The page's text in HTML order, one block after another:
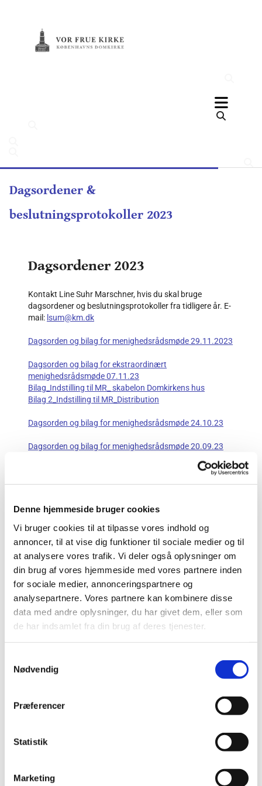
Denne hjemmeside bruger cookies
Vi bruger cookies til at tilpasse vores indhold og
annoncer, til at vise dig funktioner til sociale medier og til
at analysere vores trafik. Vi deler også oplysninger om
din brug af vores hjemmeside med vores partnere inden
for sociale medier, annonceringspartnere og
analysepartnere. Vores partnere kan kombinere disse
data med andre oplysninger, du har givet dem, eller som
de har indsamlet fra din brug af deres tjenester.
Nødvendig
Præferencer
Statistik
Marketing
Dagsordener &
beslutningsprotokoller 2023
Dagsordener 2023
Kontakt Line Suhr Marschner, hvis du skal bruge
dagsordener og beslutningsprotokoller fra tidligere år. E-
mail: lsum@km.dk
Dagsorden og bilag for menighedsrådsmøde 29.11.2023
Dagsorden og bilag for ekstraordinært
menighedsrådsmøde 07.11.23
Bilag_Indstilling til MR_ skabelon Domkirkens hus
Bilag 2_Indstilling til MR_Distribution
Dagsorden og bilag for menighedsrådsmøde 24.10.23
Dagsorden og bilag for menighedsrådsmøde 20.09.23
Dagsorden og bilag for menighedsrådsmøde 23.08.23
Dagsorden og bilag for menighedsrådsmøde 28.06.23
Ekstra bilag: Udskrift af Budgetbidrag 2024 - indsendt
estimat 1
Dagsorden og bilag for menighedsrådsmøde 31.5.23
MR-møde. Tillægsdagsorden 31.5.23
Dagsorden og bilag for menighedsrådsmøde 19.04.23
Dagsorden og bilag for menighedsrådsmøde 22.03.23
Dagsorden og bilag for menighedsrådsmøde 25.01.23
Beslutningsprotokoller 2023
Beslutningsprotokol for menighedsrådsmøde 29.11.23
Beslutningsprotokol for menighedsrådsmøde 24.10.23